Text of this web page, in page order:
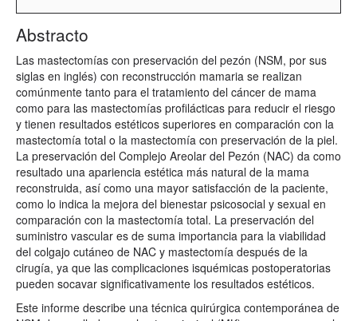
Abstracto
Las mastectomías con preservación del pezón (NSM, por sus
siglas en inglés) con reconstrucción mamaria se realizan
comúnmente tanto para el tratamiento del cáncer de mama
como para las mastectomías profilácticas para reducir el riesgo
y tienen resultados estéticos superiores en comparación con la
mastectomía total o la mastectomía con preservación de la piel.
La preservación del Complejo Areolar del Pezón (NAC) da como
resultado una apariencia estética más natural de la mama
reconstruida, así como una mayor satisfacción de la paciente,
como lo indica la mejora del bienestar psicosocial y sexual en
comparación con la mastectomía total. La preservación del
suministro vascular es de suma importancia para la viabilidad
del colgajo cutáneo de NAC y mastectomía después de la
cirugía, ya que las complicaciones isquémicas postoperatorias
pueden socavar significativamente los resultados estéticos.
Este informe describe una técnica quirúrgica contemporánea de